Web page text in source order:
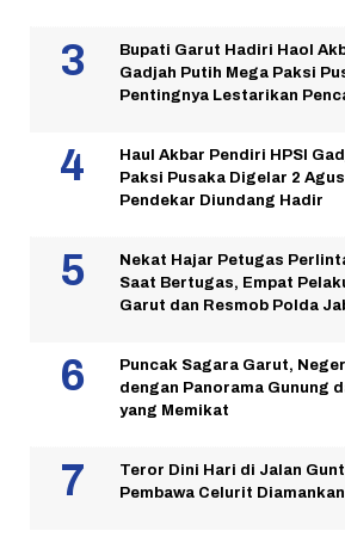
Bupati Garut Hadiri Haol
Gadjah Putih Mega Paksi
Pentingnya Lestarikan
Haul Akbar Pendiri HPSI
Paksi Pusaka Digelar 2
Pendekar Diundang Hadir
Nekat Hajar Petugas
Saat Bertugas, Empat
Garut dan Resmob Polda
Puncak Sagara Garut,
dengan Panorama Gunung
yang Memikat
Teror Dini Hari di Jalan
Pembawa Celurit